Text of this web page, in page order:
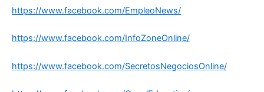
https://www.facebook.com/EmpleoNews/
https://www.facebook.com/InfoZoneOnline/
https://www.facebook.com/SecretosNegociosOnline/